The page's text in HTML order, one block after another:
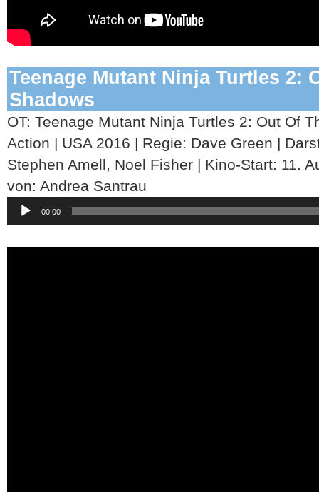
Teenage Mutant Ninja Turtles 2:
Shadows
OT: Teenage Mutant Ninja Turtles 2: Out Of
Action | USA 2016 | Regie: Dave Green |
Stephen Amell, Noel Fisher | Kino-Start: 11.
von: Andrea Santrau
Audio-
Player
00:00